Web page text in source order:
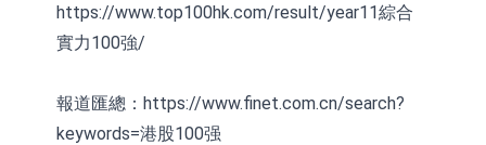
https://www.top100hk.com/result/year11綜合
實力100強/
報道匯總：https://www.finet.com.cn/search?
keywords=港股100强